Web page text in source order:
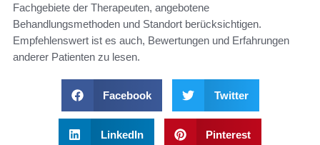
Fachgebiete der Therapeuten, angebotene
Behandlungsmethoden und Standort berücksichtigen.
Empfehlenswert ist es auch, Bewertungen und Erfahrungen
anderer Patienten zu lesen.
Facebook Twitter
LinkedIn Pinterest